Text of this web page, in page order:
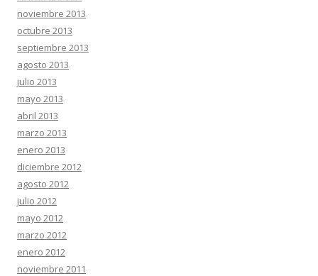
noviembre 2013
octubre 2013
septiembre 2013
agosto 2013
julio 2013
mayo 2013
abril 2013
marzo 2013
enero 2013
diciembre 2012
agosto 2012
julio 2012
mayo 2012
marzo 2012
enero 2012
noviembre 2011